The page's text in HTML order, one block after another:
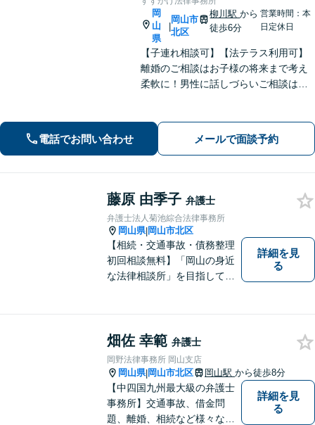
岡
山
県
|
岡山市
北区
柳川駅から
徒歩6分
営業時間：本
日定休日
【子連れ相談可】【法テラス利用可】
離婚のご相談はお子様の将来まで考え
柔軟に！男性に話しづらいご相談は女
と連携してきめ細やかに対応【注力分
野初回相談無料】【WEB面談可】
電話でお問い合わせ メールで面談予約
藤原 由季子 弁護士
弁護士法人菊池綜合法律事務所
岡山県|岡山市北区
【相続・交通事故・債務整理
初回相談無料】「岡山の身近
な法律相談所」を目指してい
んなささいなことでも構いま
せん。お気軽にご相談くださ
い。【土曜日も受付可能】
【専用駐車場あり】
詳細を見
る
畑佐 幸範 弁護士
岡野法律事務所 岡山支店
岡山県|岡山市北区 岡山駅 から徒歩8分
【中四国九州最大級の弁護士
事務所】交通事故、借金問
題、離婚、相続など様々な問
詳細を見
る